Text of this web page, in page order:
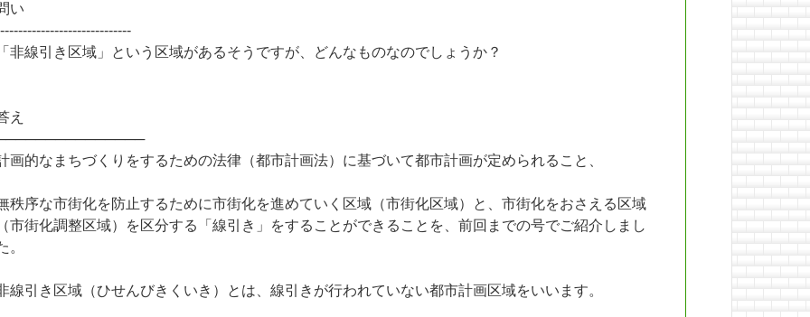
い
非線引き区域」という区域があるそうですが、どんなものなのでしょうか？
え
画的なまちづくりをするための法律（都市計画法）に基づいて都市計画が定められること、
秩序な市街化を防止するために市街化を進めていく区域（市街化区域）と、市街化をおさえる区域
市街化調整区域）を区分する「線引き」をすることができることを、前回までの号でご紹介しまし
。
線引き区域（ひせんびきくいき）とは、線引きが行われていない都市計画区域をいいます。